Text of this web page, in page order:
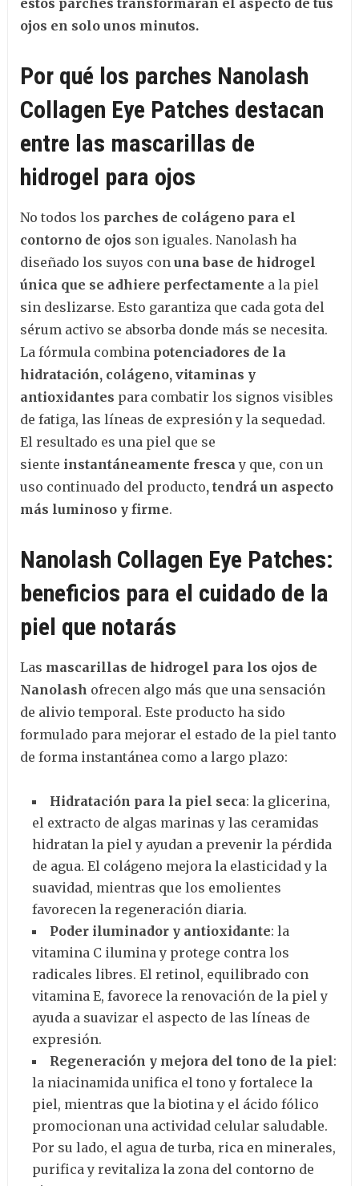
estos parches transformarán el aspecto de tus
ojos en solo unos minutos.
Por qué los parches Nanolash
Collagen Eye Patches destacan
entre las mascarillas de
hidrogel para ojos
No todos los parches de colágeno para el
contorno de ojos son iguales. Nanolash ha
diseñado los suyos con una base de hidrogel
única que se adhiere perfectamente a la piel
sin deslizarse. Esto garantiza que cada gota del
sérum activo se absorba donde más se necesita.
La fórmula combina potenciadores de la
hidratación, colágeno, vitaminas y
antioxidantes para combatir los signos visibles
de fatiga, las líneas de expresión y la sequedad.
El resultado es una piel que se
siente instantáneamente frescay que, con un
uso continuado del producto, tendrá un aspecto
más luminoso y firme.
Nanolash Collagen Eye Patches:
beneficios para el cuidado de la
piel que notarás
Las mascarillas de hidrogel para los ojos de
Nanolash ofrecen algo más que una sensación
de alivio temporal. Este producto ha sido
formulado para mejorar el estado de la piel tanto
de forma instantánea como a largo plazo:
Hidratación para la piel seca: la glicerina,
el extracto de algas marinas y las ceramidas
hidratan la piel y ayudan a prevenir la pérdida
de agua. El colágeno mejora la elasticidad y la
suavidad, mientras que los emolientes
favorecen la regeneración diaria.
Poder iluminador y antioxidante: la
vitamina C ilumina y protege contra los
radicales libres. El retinol, equilibrado con
vitamina E, favorece la renovación de la piel y
ayuda a suavizar el aspecto de las líneas de
expresión.
Regeneración y mejora del tono de la piel:
la niacinamida unifica el tono y fortalece la
piel, mientras que la biotina y el ácido fólico
promocionan una actividad celular saludable.
Por su lado, el agua de turba, rica en minerales,
purifica y revitaliza la zona del contorno de